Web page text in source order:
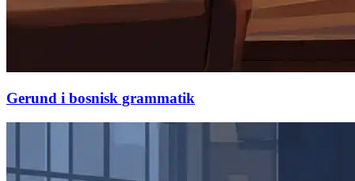
Gerund i bosnisk grammatik